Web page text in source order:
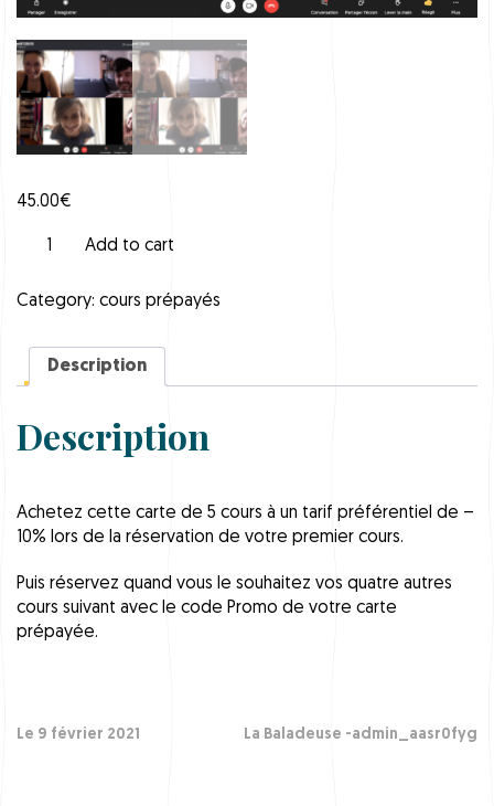
45.00€
t
o
r
s
r
i
f
o
r
m
a
n
Add to cart
Category: cours prépayés
Description
Description
Achetez cette carte de 5 cours à un tarif préférentiel de –
10% lors de la réservation de votre premier cours.
Puis réservez quand vous le souhaitez vos quatre autres
cours suivant avec le code Promo de votre carte
prépayée.
Le 9 février 2021 La Baladeuse -admin_aasr0fyg